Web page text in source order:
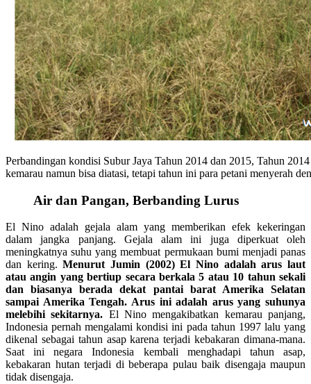
Perbandingan kondisi Subur Jaya Tahun 2014 dan 2015, Tahun
kemarau namun bisa diatasi, tetapi tahun ini para petani menyerah
Air dan Pangan, Berbanding Lurus
El Nino adalah gejala alam yang memberikan efek kekeringan
dalam jangka panjang. Gejala alam ini juga diperkuat oleh
meningkatnya suhu yang membuat permukaan bumi menjadi panas
dan kering.Menurut Jumin (2002) El Nino adalah arus laut
atau angin yang bertiup secara berkala 5 atau 10 tahun sekali
dan biasanya berada dekat pantai barat Amerika Selatan
sampai Amerika Tengah. Arus ini adalah arus yang suhunya
melebihi sekitarnya. El Nino mengakibatkan kemarau panjang,
Indonesia pernah mengalami kondisi ini pada tahun 1997 lalu yang
dikenal sebagai tahun asap karena terjadi kebakaran dimana-mana.
Saat ini negara Indonesia kembali menghadapi tahun asap,
kebakaran hutan terjadi di beberapa pulau baik disengaja maupun
tidak disengaja.